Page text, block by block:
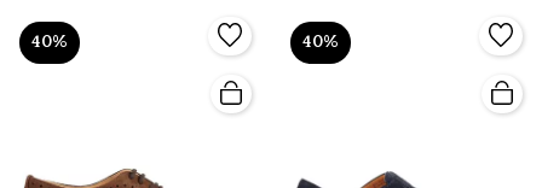
40% 40%